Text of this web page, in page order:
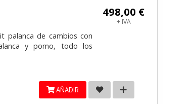
498,00 €
+ IVA
palanca de cambios con
y pomo, todo los
AÑADIR